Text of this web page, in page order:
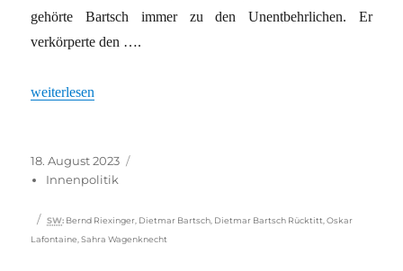
gehörte Bartsch immer zu den Unentbehrlichen. Er
verkörperte den ….
„Krise der Linkspartei: Auch Bartsch will nicht mehr – Aufbruch
weiterlesen
Veröffentlicht
am
18. August 2023
Innenpolitik
Schlagwörter
SW: Bernd Riexinger Dietmar Bartsch Dietmar Bartsch Rücktitt ,Oskar
Lafontaine ,Sahra Wagenknecht